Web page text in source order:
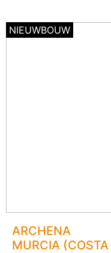
NIEUWBOUW
ARCHENA
MURCIA